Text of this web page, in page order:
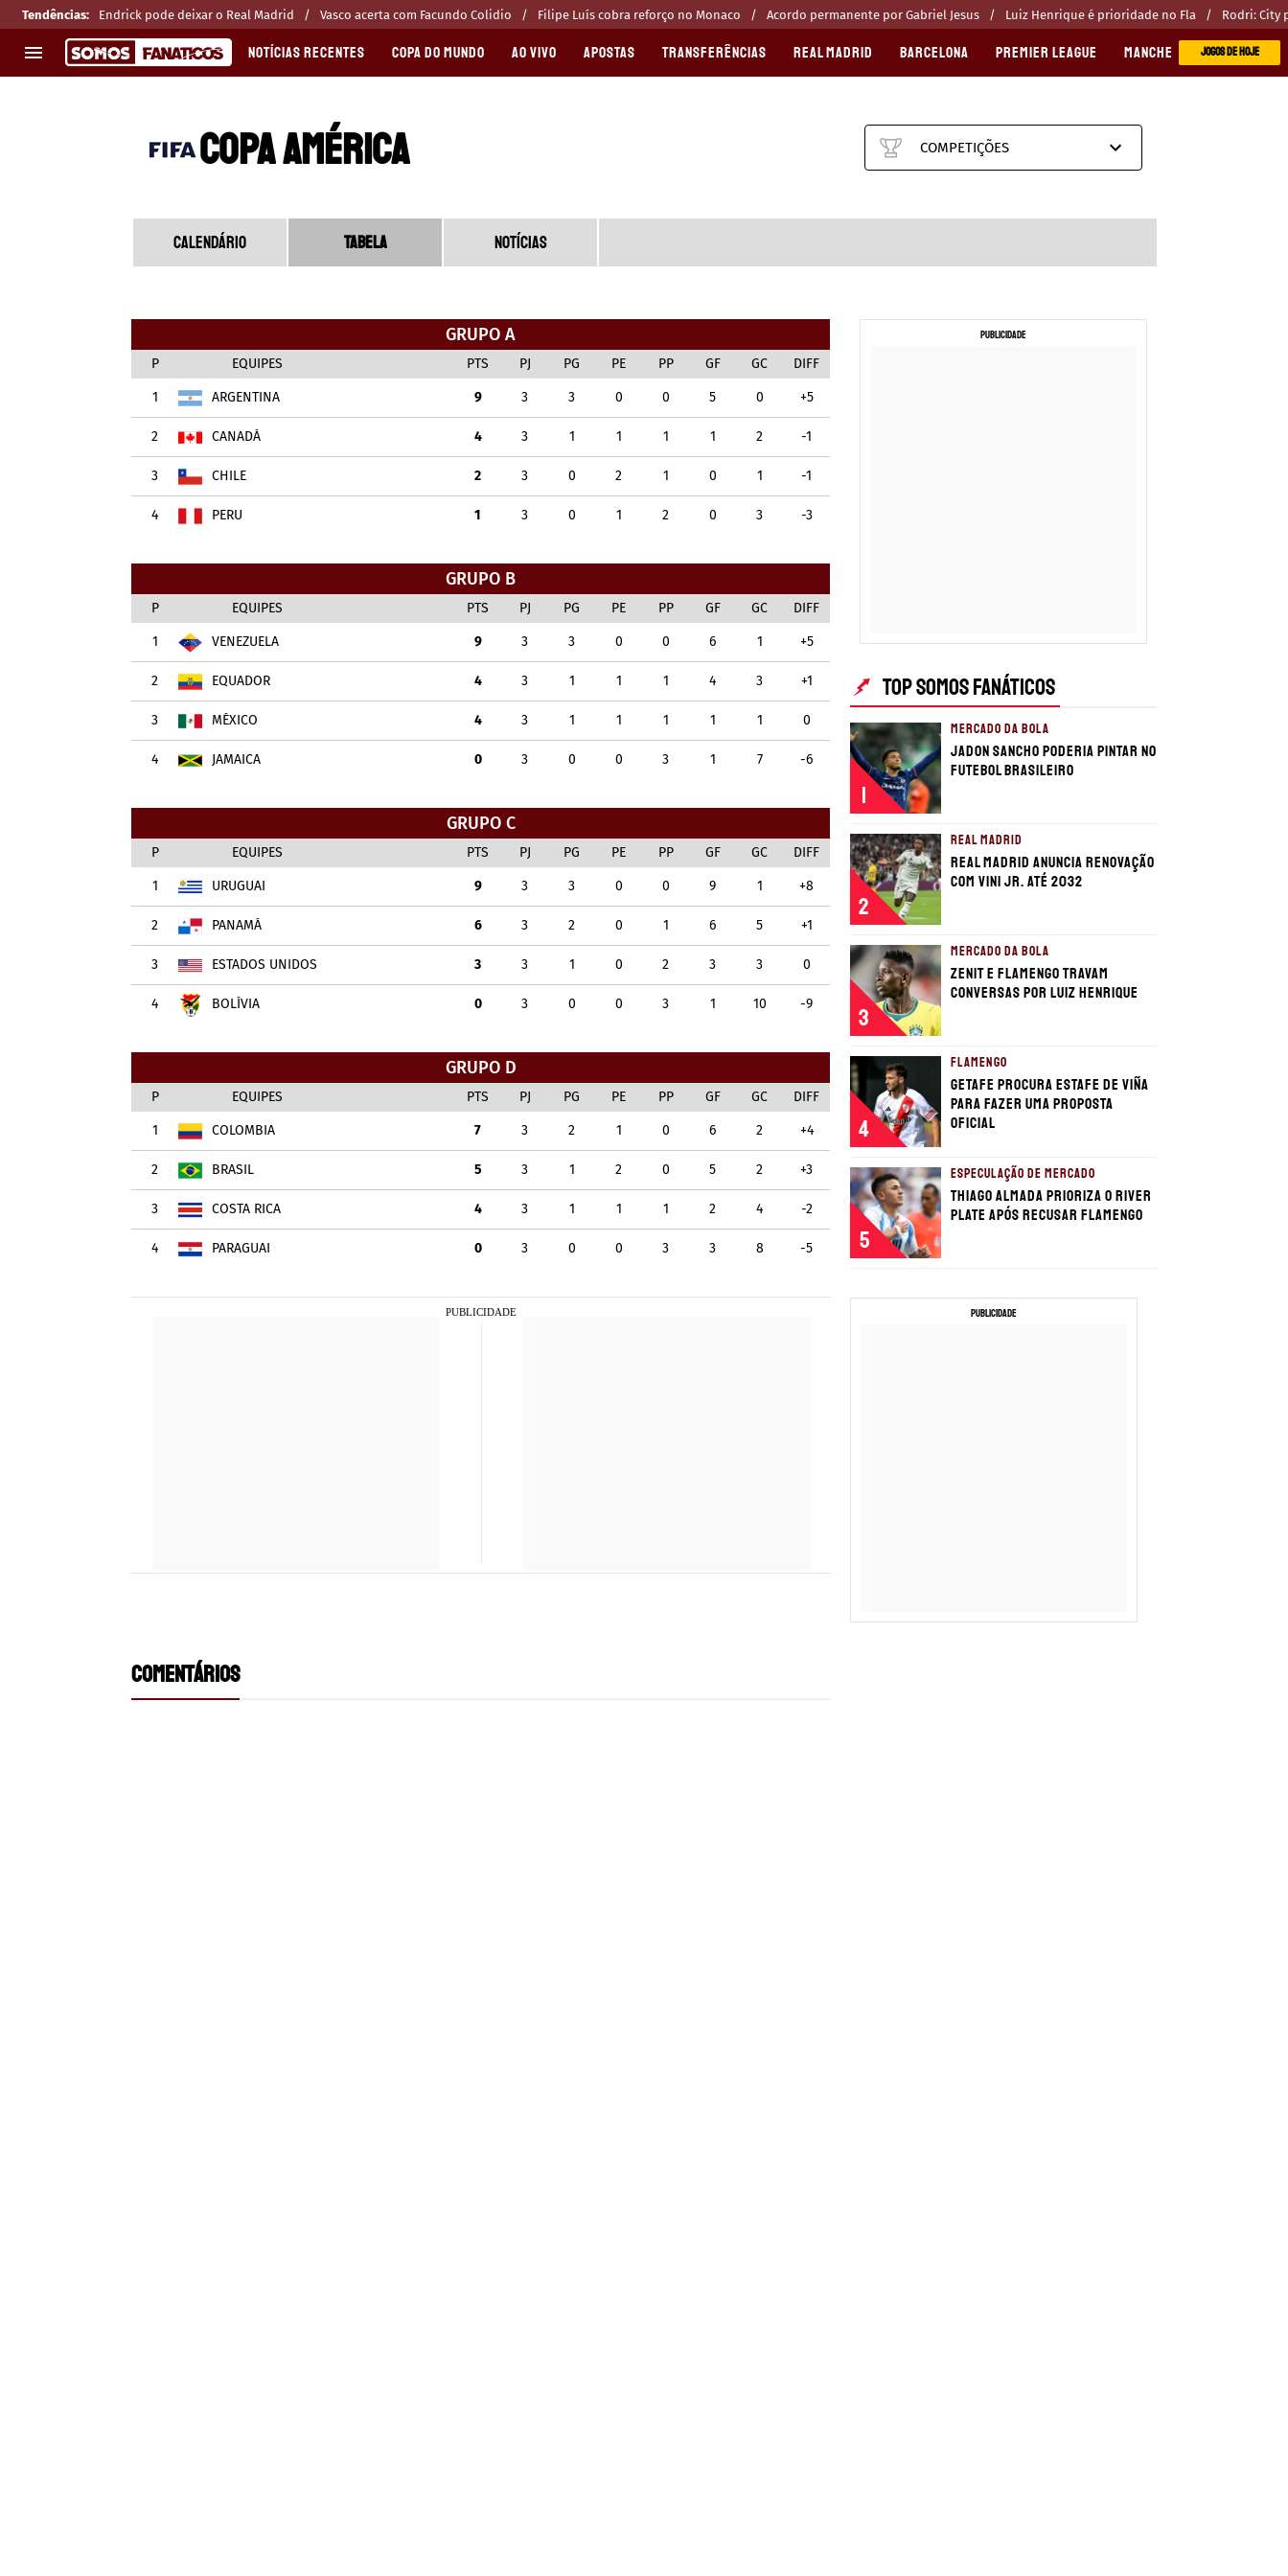
Tendências: Endrick pode deixar o Real Madrid Vasco acerta com Facundo Colidio Filipe Luís cobra reforço no Monaco Acordo permanente por Gabriel Jesus Luiz Henrique é prioridade no Fla Rodri: City
NOTÍCIAS RECENTES COPA DO MUNDO AO VIVO APOSTAS TRANSFERÊNCIAS REAL MADRID BARCELONA PREMIER LEAGUE MANCHESTER CITYJOGOS DE HOJE
CHAMPIONS LEAGUE
LIGA PORTUGUESA
EUROPA LEAGUE
Melhores sites de apostas 2025
CÓDIGOS e OFERTAS
COPA AMÉRICA COMPETIÇÕES
CALENDÁRIO TABELA NOTÍCIAS
GRUPO A
P EQUIPES PTS PJ PG PE PP GF GC DIFF
1 ARGENTINA 9 3 3 0 0 5 0 +5
2 CANADÁ 4 3 1 1 1 1 2 -1
3 CHILE 2 3 0 2 1 0 1 -1
4 PERU 1 3 0 1 2 0 3 -3
GRUPO B
P EQUIPES PTS PJ PG PE PP GF GC DIFF
1 VENEZUELA 9 3 3 0 0 6 1 +5
2 EQUADOR 4 3 1 1 1 4 3 +1
3 MÉXICO 4 3 1 1 1 1 1 0
4 JAMAICA 0 3 0 0 3 1 7 -6
GRUPO C
P EQUIPES PTS PJ PG PE PP GF GC DIFF
1 URUGUAI 9 3 3 0 0 9 1 +8
2 PANAMÁ 6 3 2 0 1 6 5 +1
3 ESTADOS UNIDOS 3 3 1 0 2 3 3 0
4 BOLÍVIA 0 3 0 0 3 1 10 -9
GRUPO D
P EQUIPES PTS PJ PG PE PP GF GC DIFF
1 COLOMBIA 7 3 2 1 0 6 2 +4
2 BRASIL 5 3 1 2 0 5 2 +3
3 COSTA RICA 4 3 1 1 1 2 4 -2
4 PARAGUAI 0 3 0 0 3 3 8 -5
COMENTÁRIOS
TOP SOMOS FANÁTICOS
1
MERCADO DA BOLA
Jadon Sancho poderia pintar no
futebol brasileiro
2
REAL MADRID
Real Madrid anuncia renovação
com Vini Jr. até 2032
3
MERCADO DA BOLA
Zenit e Flamengo travam
conversas por Luiz Henrique
4
FLAMENGO
Getafe procura estafe de Viña
para fazer uma proposta
oficial
5
ESPECULAÇÃO DE MERCADO
Thiago Almada prioriza o River
Plate após recusar Flamengo